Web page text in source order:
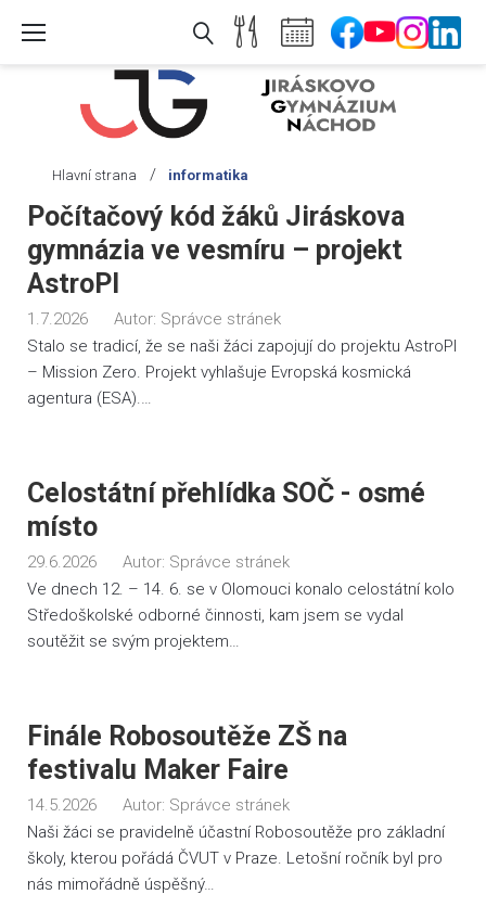
Hlavní strana / informatika
Štítek:
informatika
Počítačový kód žáků Jiráskova
gymnázia ve vesmíru – projekt
AstroPI
1.7.2026 Autor: Správce stránek
Stalo se tradicí, že se naši žáci zapojují do projektu AstroPI
– Mission Zero. Projekt vyhlašuje Evropská kosmická
agentura (ESA).…
Celostátní přehlídka SOČ - osmé
místo
29.6.2026 Autor: Správce stránek
Ve dnech 12. – 14. 6. se v Olomouci konalo celostátní kolo
Středoškolské odborné činnosti, kam jsem se vydal
soutěžit se svým projektem…
Finále Robosoutěže ZŠ na
festivalu Maker Faire
14.5.2026 Autor: Správce stránek
Naši žáci se pravidelně účastní Robosoutěže pro základní
školy, kterou pořádá ČVUT v Praze. Letošní ročník byl pro
nás mimořádně úspěšný…